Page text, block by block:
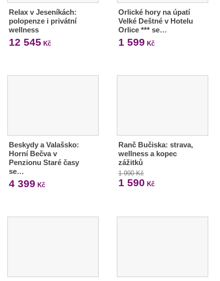
Relax v Jeseníkách:
polopenze i privátní
wellness
12 545 Kč
Orlické hory na úpatí
Velké Deštné v Hotelu
Orlice *** se…
1 599 Kč
Beskydy a Valašsko:
Horní Bečva v
Penzionu Staré časy
se…
4 399 Kč
Ranč Bučiska: strava,
wellness a kopec
zážitků
1 990 Kč
1 590 Kč